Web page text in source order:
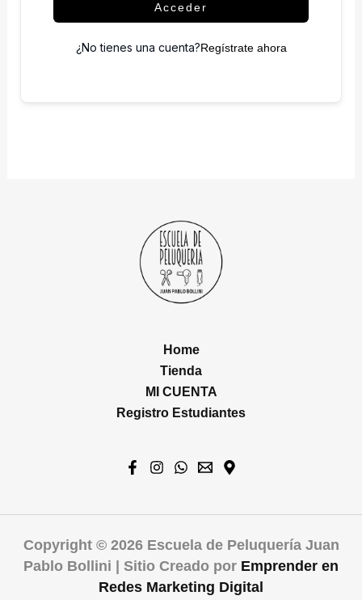
Acceder
¿No tienes una cuenta?Regístrate ahora
Home
Tienda
MI CUENTA
Registro Estudiantes
Copyright © 2026 Escuela de Peluquería Juan
Pablo Bollini | Sitio Creado por Emprender en
Redes Marketing Digital